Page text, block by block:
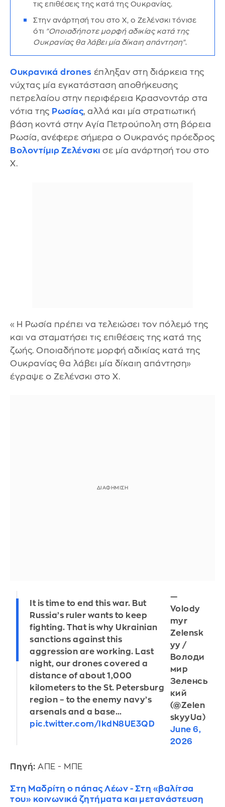
τις επιθέσεις της κατά της Ουκρανίας.
Στην ανάρτησή του στο Χ, ο Ζελένσκι τόνισε
ότι "Οποιαδήποτε μορφή αδικίας κατά της
Ουκρανίας θα λάβει μία δίκαιη απάντηση".
Ουκρανικά drones έπληξαν στη διάρκεια της
νύχτας μία εγκατάσταση αποθήκευσης
πετρελαίου στην περιφέρεια Κρασνοντάρ στα
νότια της Ρωσίας, αλλά και μία στρατιωτική
βάση κοντά στην Αγία Πετρούπολη στη βόρεια
Ρωσία, ανέφερε σήμερα ο Ουκρανός πρόεδρος
Βολοντίμιρ Ζελένσκι σε μία ανάρτησή του στο
Χ.
«Η Ρωσία πρέπει να τελειώσει τον πόλεμό της
και να σταματήσει τις επιθέσεις της κατά της
ζωής. Οποιαδήποτε μορφή αδικίας κατά της
Ουκρανίας θα λάβει μία δίκαιη απάντηση»
έγραψε ο Ζελένσκι στο Χ.
It is time to end this war. But
Russia’s ruler wants to keep
fighting. That is why Ukrainian
sanctions against this
aggression are working. Last
night, our drones covered a
distance of about 1,000
kilometers to the St. Petersburg
region – to the enemy navy’s
arsenals and a base…
pic.twitter.com/IkdN8UE3QD
—
Volody
myr
Zelensk
yy /
Володи
мир
Зеленсь
кий
(@Zelen
skyyUa)
June 6,
2026
Πηγή: ΑΠΕ - ΜΠΕ
Στη Μαδρίτη ο πάπας Λέων - Στη «βαλίτσα
του» κοινωνικά ζητήματα και μετανάστευση